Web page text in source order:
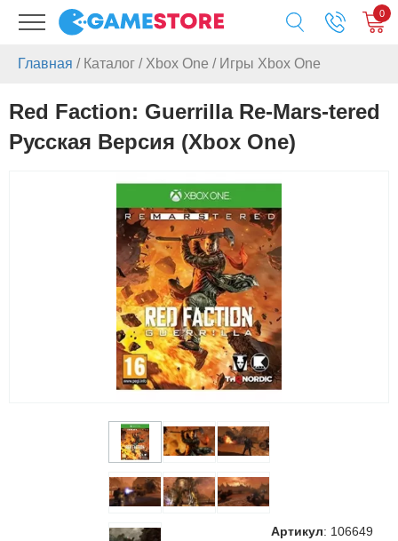
0
Главная / Каталог / Xbox One / Игры Xbox One
Red Faction: Guerrilla Re-Mars-tered
Русская Версия (Xbox One)
Артикул: 106649